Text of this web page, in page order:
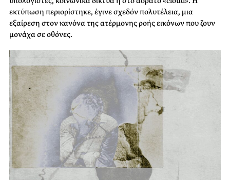
εκτύπωση περιορίστηκε, έγινε σχεδόν πολυτέλεια, μια
εξαίρεση στον κανόνα της ατέρμονης ροής εικόνων που ζουν
μονάχα σε οθόνες.